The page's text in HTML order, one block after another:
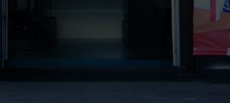
desde su creación en 1993